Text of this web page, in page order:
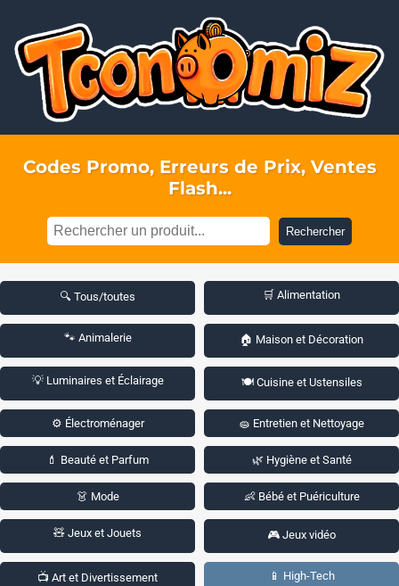
Codes Promo, Erreurs de Prix, Ventes
Flash...
Rechercher
🔍 Tous/toutes 🛒 Alimentation
🐾 Animalerie 🏠 Maison et Décoration
💡 Luminaires et Éclairage 🍽️ Cuisine et Ustensiles
⚙️ Électroménager 🧽 Entretien et Nettoyage
💄 Beauté et Parfum 🌿 Hygiène et Santé
👗 Mode 👶 Bébé et Puériculture
🧸 Jeux et Jouets 🎮 Jeux vidéo
📺 Art et Divertissement 📱 High-Tech